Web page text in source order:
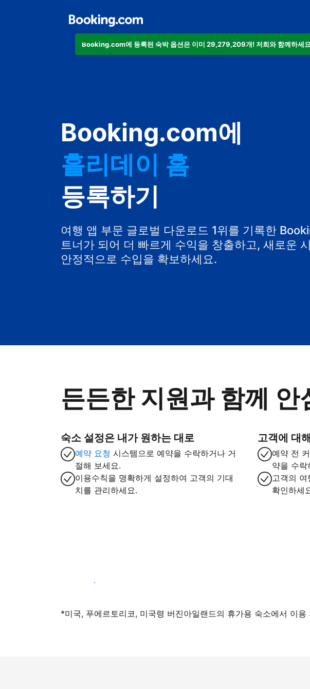
Booking.com에 등록된 숙박 옵션은 이미 29,279,209개! 저희와 함께하세
Booking.com에
호텔
홀리데이 홈
게스트하우스
비앤비
등록하기
여행 앱 부문 글로벌 다운로드 1위를 기록한
트너가 되어 더 빠르게 수익을 창출하고, 새로운
안정적으로 수입을 확보하세요.
든든한 지원과 함께
숙소 설정은 내가 원하는 대로
예약 요청 시스템으로 예약을 수락하거나 거
절해 보세요.
이용수칙을 명확하게 설정하여 고객의 기대
치를 관리하세요.
고객에 대
예약 전
약을 수
고객의 여
확인하세
지금 등록하기
*미국, 푸에르토리코, 미국령 버진아일랜드의 휴가용 숙소에서 이